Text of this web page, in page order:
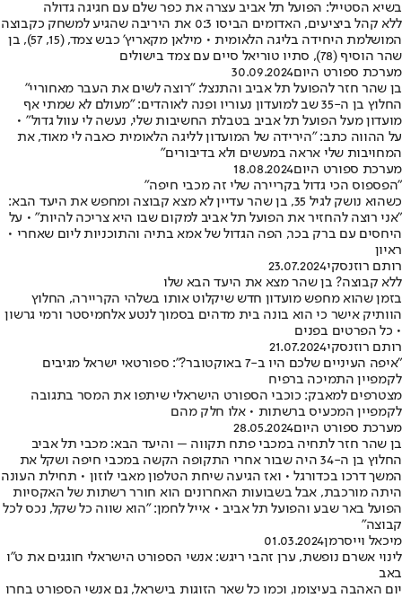
בשיא הסטייל: הפועל תל אביב עצרה את כפר שלם עם חגיגה גדולה
ללא קהל ביציעים, האדומים הביסו 0:3 את היריבה שהגיע למשחק כקבוצה
המושלמת היחידה בליגה הלאומית • מילאן מקאריץ' כבש צמד, (15, 57), בן
שהר הוסיף (78), סתיו טוריאל סיים עם צמד בישולים
מערכת ספורט היום30.09.2024
בן שהר חזר להפועל תל אביב והתנצל: "רוצה לשים את העבר מאחוריי"
החלוץ בן ה-35 שב למועדון נעוריו ופנה לאוהדים: "מעולם לא שמתי אף
מועדון מעל הפועל תל אביב בטבלת החשיבות שלי, נעשה לי עוול גדול" •
על ההווה כתב: "הירידה של המועדון לליגה הלאומית כאבה לי מאוד, את
המחויבות שלי אראה במעשים ולא בדיבורים"
מערכת ספורט היום18.08.2024
"הפספוס הכי גדול בקריירה שלי זה מכבי חיפה"
כשהוא נושק לגיל 35, בן שהר עדיין לא מצא קבוצה ומחפש את היעד הבא:
"אני רוצה להחזיר את הפועל תל אביב למקום שבו היא צריכה להיות" • על
היחסים עם ברק בכר, הפה הגדול של אמא בתיה והתוכניות ליום שאחרי •
ראיון
רותם רוזנסקי23.07.2024
ללא קבוצה? בן שהר מצא את היעד הבא שלו
בזמן שהוא מחפש מועדון חדש שיקלוט אותו בשלהי הקריירה, החלוץ
הוותיק אישר כי הוא בונה בית מדהים בסמוך לנטע אלחמיסטר ורמי גרשון
• כל הפרטים בפנים
רותם רוזנסקי21.07.2024
"איפה העיניים שלכם היו ב-7 באוקטובר?": ספורטאי ישראל מגיבים
לקמפיין התמיכה ברפיח
מצטרפים למאבק: כוכבי הספורט הישראלי שיתפו את המסר בתגובה
לקמפיין המכעיס ברשתות • אלו חלק מהם
מערכת ספורט היום28.05.2024
בן שהר חזר לתחיה במכבי פתח תקווה – והיעד הבא: מכבי תל אביב
החלוץ בן ה-34 היה שבור אחרי התקופה הקשה במכבי חיפה ושקל את
המשך דרכו בכדורגל • ואז הגיעה שיחת הטלפון מאבי לוזון • תחילת העונה
היתה מורכבת, אבל בשבועות האחרונים הוא חורר רשתות של האקסיות
הפועל באר שבע והפועל תל אביב • אייל לחמן: "הוא שווה כל שקל, נכס לכל
קבוצה"
מיכאל וייסרמן01.03.2024
לינוי אשרם נופשת, ערן זהבי ריגש: אנשי הספורט הישראלי חוגגים את ט"ו
באב
יום האהבה בעיצומו, וכמו כל שאר הזוגות בישראל, גם אנשי הספורט בחרו